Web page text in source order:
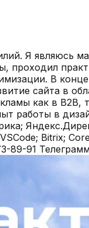
Я являюсь
проходил
В
сайта в
как в
работы в
Bitrix;
89-91